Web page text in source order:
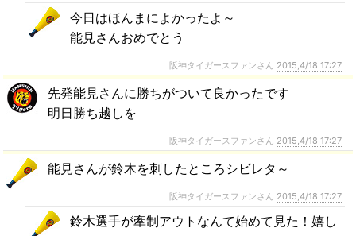
今日はほんまによかったよ～
能見さんおめでとう
阪神タイガースファンさん 2015,4/18 17:27
先発能見さんに勝ちがついて良かったです
明日勝ち越しを
阪神タイガースファンさん 2015,4/18 17:27
能見さんが鈴木を刺したところシビレタ～
阪神タイガースファンさん 2015,4/18 17:27
鈴木選手が牽制アウトなんて始めて見た！嬉し